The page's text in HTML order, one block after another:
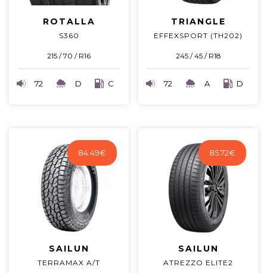
ROTALLA
S360
215 / 70 / R16
72 D C
TRIANGLE
EFFEXSPORT (TH202)
245 / 45 / R18
72 A D
84.49€
SAILUN
TERRAMAX A/T
85.72€
SAILUN
ATREZZO ELITE2